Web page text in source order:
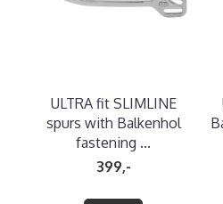
ULTRA fit SLIMLINE
spurs with Balkenhol
fastening ...
399,-